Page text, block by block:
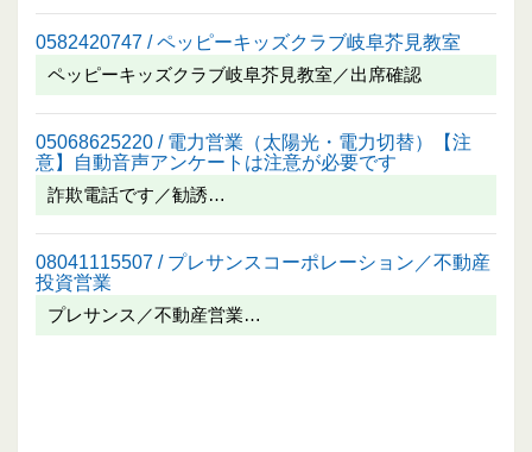
0582420747 / ペッピーキッズクラブ岐阜芥見教室
ペッピーキッズクラブ岐阜芥見教室／出席確認
05068625220 / 電力営業（太陽光・電力切替）【注
意】自動音声アンケートは注意が必要です
詐欺電話です／勧誘…
08041115507 / プレサンスコーポレーション／不動産
投資営業
プレサンス／不動産営業…